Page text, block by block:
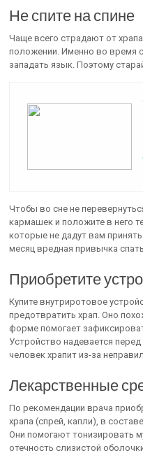
Не спите на спине
Чаще всего страдают от
положении. Именно во время
западать язык. Поэтому
Чтобы во сне не
кармашек и положите в него
которые не дадут вам
месяц вредная привычка
Приобретите
Купите внутриротовое
предотвратить храп. Оно
форме помогает
Устройство надевается перед
человек храпит из-за
Лекарственные
По рекомендации врача
храпа (спрей, капли), в
Они помогают тонизировать
отечность слизистой